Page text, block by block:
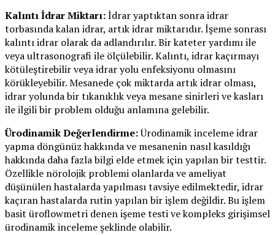
Kalıntı İdrar Miktarı:İdrar yaptıktan sonra idrar
torbasında kalan idrar, artık idrar miktarıdır. İşeme sonrası
kalıntı idrar olarak da adlandırılır. Bir kateter yardımı ile
veya ultrasonografi ile ölçülebilir. Kalıntı, idrar kaçırmayı
kötüleştirebilir veya idrar yolu enfeksiyonu olmasını
körükleyebilir. Mesanede çok miktarda artık idrar olması,
idrar yolunda bir tıkanıklık veya mesane sinirleri ve kasları
ile ilgili bir problem olduğu anlamına gelebilir.
Ürodinamik Değerlendirme:Ürodinamik inceleme idrar
yapma döngünüz hakkında ve mesanenin nasıl kasıldığı
hakkında daha fazla bilgi elde etmek için yapılan bir testtir.
Özellikle nörolojik problemi olanlarda ve ameliyat
düşünülen hastalarda yapılması tavsiye edilmektedir, idrar
kaçıran hastalarda rutin yapılan bir işlem değildir. Bu işlem
basit üroflowmetri denen işeme testi ve kompleks girişimsel
ürodinamik inceleme şeklinde olabilir.